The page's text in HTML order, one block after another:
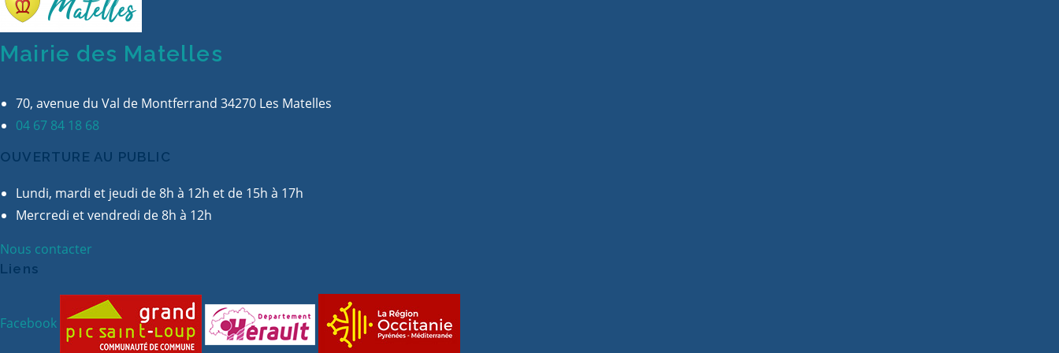
Mairie des Matelles
70, avenue du Val de Montferrand 34270 Les Matelles
04 67 84 18 68
OUVERTURE AU PUBLIC
Lundi, mardi et jeudi de 8h à 12h et de 15h à 17h
Mercredi et vendredi de 8h à 12h
Nous contacter
Liens
Facebook